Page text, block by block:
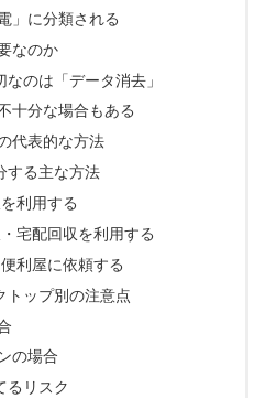
」に分類される
なのか
のは「データ消去」
十分な場合もある
代表的な方法
する主な方法
利用する
宅配回収を利用する
利屋に依頼する
トップ別の注意点
の場合
るリスク